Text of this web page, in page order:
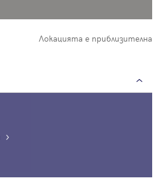
Локацията е приблизителна